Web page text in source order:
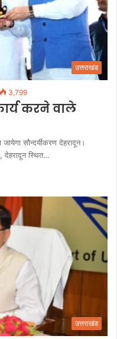
उत्तराखंड
3,799
करने वाले
सौन्दर्यीकरण देहरादून।
देहरादून स्थित…
उत्तराखंड